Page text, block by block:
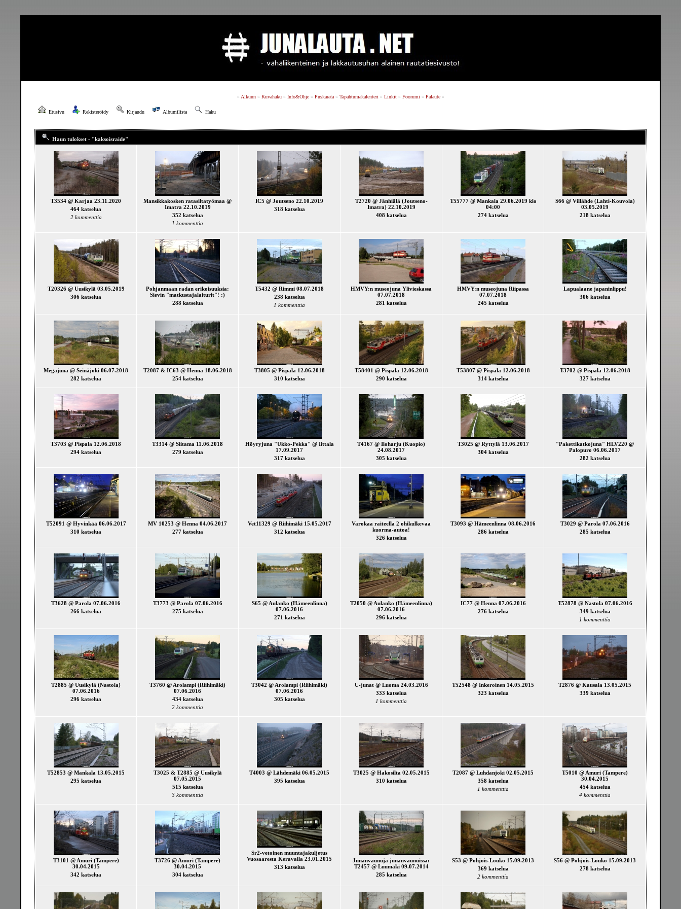
» Alkuun» Kuvahaku» Info&Ohje» Puskarata» Tapahtumakalenteri » Linkit» Foorumi » Palaute»
Etusivu Rekisteröidy Kirjaudu Albumilista Haku
Haun tulokset - "kaksoisraide"
T3534 @ Karjaa 23.11.2020
464 katselua
2 kommenttia
Mansikkakosken ratasiltatyömaa @
Imatra 22.10.2019
352 katselua
1 kommenttia
IC5 @ Joutseno 22.10.2019
318 katselua
T2720 @ Jänhiälä (Joutseno-
Imatra) 22.10.2019
408 katselua
T55777 @ Mankala 29.06.2019 klo
04:00
274 katselua
S66 @ Villähde (Lahti-Kouvola)
03.05.2019
218 katselua
T20326 @ Uusikylä 03.05.2019
306 katselua
Pohjanmaan radan erikoisuuksia:
Sievin "matkustajalaiturit"! :)
288 katselua
T5432 @ Rimmi 08.07.2018
238 katselua
1 kommenttia
HMVY:n museojuna Ylivieskassa
07.07.2018
281 katselua
HMVY:n museojuna Riipassa
07.07.2018
245 katselua
Lapualaane japaninlippu!
306 katselua
Megajuna @ Seinäjoki 06.07.2018
282 katselua
T2087 & IC63 @ Henna 18.06.2018
254 katselua
T3805 @ Pispala 12.06.2018
310 katselua
T58401 @ Pispala 12.06.2018
290 katselua
T53807 @ Pispala 12.06.2018
314 katselua
T3702 @ Pispala 12.06.2018
327 katselua
T3703 @ Pispala 12.06.2018
294 katselua
T3314 @ Siitama 11.06.2018
279 katselua
Höyryjuna "Ukko-Pekka" @ Iittala
17.09.2017
317 katselua
T4167 @ Iloharju (Kuopio)
24.08.2017
305 katselua
T3025 @ Ryttylä 13.06.2017
304 katselua
"Pakettikatkojuna" HLV220 @
Palopuro 06.06.2017
282 katselua
T52091 @ Hyvinkää 06.06.2017
310 katselua
MV 10253 @ Henna 04.06.2017
277 katselua
Vet11329 @ Riihimäki 15.05.2017
312 katselua
Varokaa raiteella 2 ohikulkevaa
kuorma-autoa!
326 katselua
T3093 @ Hämeenlinna 08.06.2016
286 katselua
T3029 @ Parola 07.06.2016
285 katselua
T3628 @ Parola 07.06.2016
266 katselua
T3773 @ Parola 07.06.2016
275 katselua
S65 @ Aulanko (Hämeenlinna)
07.06.2016
271 katselua
T2050 @ Aulanko (Hämeenlinna)
07.06.2016
296 katselua
IC77 @ Henna 07.06.2016
276 katselua
T52878 @ Nastola 07.06.2016
349 katselua
1 kommenttia
T2885 @ Uusikylä (Nastola)
07.06.2016
296 katselua
T3760 @ Arolampi (Riihimäki)
07.06.2016
434 katselua
2 kommenttia
T3042 @ Arolampi (Riihimäki)
07.06.2016
305 katselua
U-junat @ Luoma 24.03.2016
333 katselua
1 kommenttia
T52548 @ Inkeroinen 14.05.2015
323 katselua
T2876 @ Kausala 13.05.2015
339 katselua
T52853 @ Mankala 13.05.2015
295 katselua
T3025 & T2885 @ Uusikylä
07.05.2015
515 katselua
3 kommenttia
T4003 @ Lähdemäki 06.05.2015
395 katselua
T3025 @ Hakosilta 02.05.2015
310 katselua
T2087 @ Luhdanjoki 02.05.2015
358 katselua
1 kommenttia
T5010 @ Amuri (Tampere)
30.04.2015
454 katselua
4 kommenttia
T3101 @ Amuri (Tampere)
30.04.2015
342 katselua
T3726 @ Amuri (Tampere)
30.04.2015
304 katselua
Sr2-vetoinen muuntajakuljetus
Vuosaaresta Keravalla 23.01.2015
313 katselua
Junanvaunuja junanvaunuissa:
T2457 @ Luumäki 09.07.2014
285 katselua
S53 @ Pohjois-Louko 15.09.2013
369 katselua
2 kommenttia
S56 @ Pohjois-Louko 15.09.2013
278 katselua